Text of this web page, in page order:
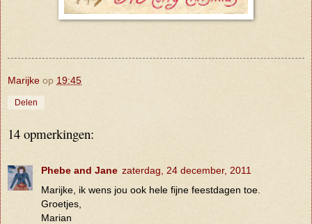
Marijke op 19:45
Delen
14 opmerkingen:
Phebe and Jane zaterdag, 24 december, 2011
Marijke, ik wens jou ook hele fijne feestdagen toe.
Groetjes,
Marian